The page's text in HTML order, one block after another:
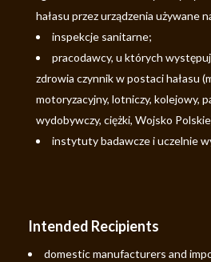
hałasu przez urządzenia używane
inspekcje sanitarne;
pracodawcy, u których
zdrowia czynnik w postaci hałasu
motoryzacyjny, lotniczy, kolejowy,
wydobywczy, ciężki, Wojsko
instytuty badawcze i uczelnie
Intended Recipients
domestic manufacturers and